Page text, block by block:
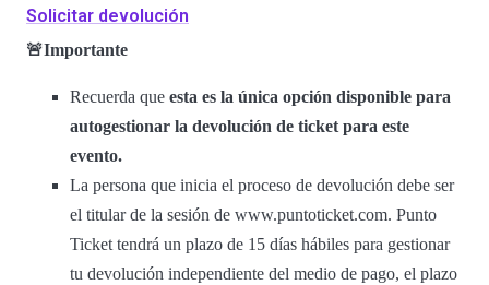
Solicitar devolución
🚨Importante
Recuerda que esta es la única opción disponible para
autogestionar la devolución de ticket para este
evento.
La persona que inicia el proceso de devolución debe ser
el titular de la sesión de www.puntoticket.com. Punto
Ticket tendrá un plazo de 15 días hábiles para gestionar
tu devolución independiente del medio de pago, el plazo